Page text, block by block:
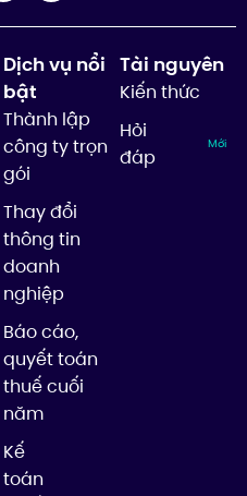
Dịch vụ nổi
bật
Thành lập
công ty trọn
gói
Thay đổi
thông tin
doanh
nghiệp
Báo cáo,
quyết toán
thuế cuối
năm
Kế
toán
Tài nguyên
Kiến thức
Hỏi
đáp
Mới